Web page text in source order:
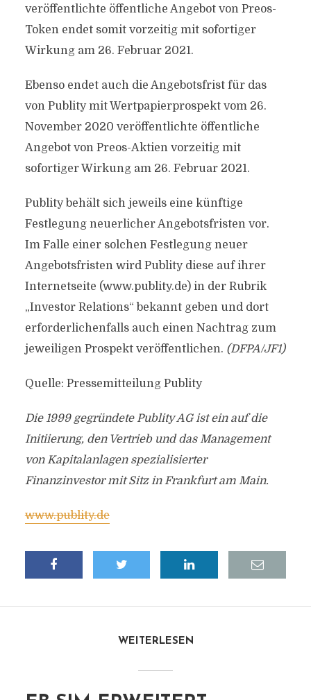
veröffentlichte öffentliche Angebot von Preos-
Token endet somit vorzeitig mit sofortiger
Wirkung am 26. Februar 2021.
Ebenso endet auch die Angebotsfrist für das
von Publity mit Wertpapierprospekt vom 26.
November 2020 veröffentlichte öffentliche
Angebot von Preos-Aktien vorzeitig mit
sofortiger Wirkung am 26. Februar 2021.
Publity behält sich jeweils eine künftige
Festlegung neuerlicher Angebotsfristen vor.
Im Falle einer solchen Festlegung neuer
Angebotsfristen wird Publity diese auf ihrer
Internetseite (www.publity.de) in der Rubrik
„Investor Relations“ bekannt geben und dort
erforderlichenfalls auch einen Nachtrag zum
jeweiligen Prospekt veröffentlichen. (DFPA/JF1)
Quelle: Pressemitteilung Publity
Die 1999 gegründete Publity AG ist ein auf die
Initiierung, den Vertrieb und das Management
von Kapitalanlagen spezialisierter
Finanzinvestor mit Sitz in Frankfurt am Main.
www.publity.de
WEITERLESEN